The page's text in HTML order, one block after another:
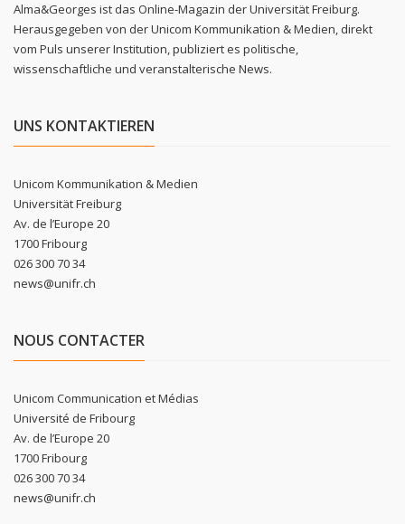
Alma&Georges ist das Online-Magazin der Universität Freiburg.
Herausgegeben von der Unicom Kommunikation & Medien, direkt
vom Puls unserer Institution, publiziert es politische,
wissenschaftliche und veranstalterische News.
UNS KONTAKTIEREN
Unicom Kommunikation & Medien
Universität Freiburg
Av. de l’Europe 20
1700 Fribourg
026 300 70 34
news@unifr.ch
NOUS CONTACTER
Unicom Communication et Médias
Université de Fribourg
Av. de l’Europe 20
1700 Fribourg
026 300 70 34
news@unifr.ch